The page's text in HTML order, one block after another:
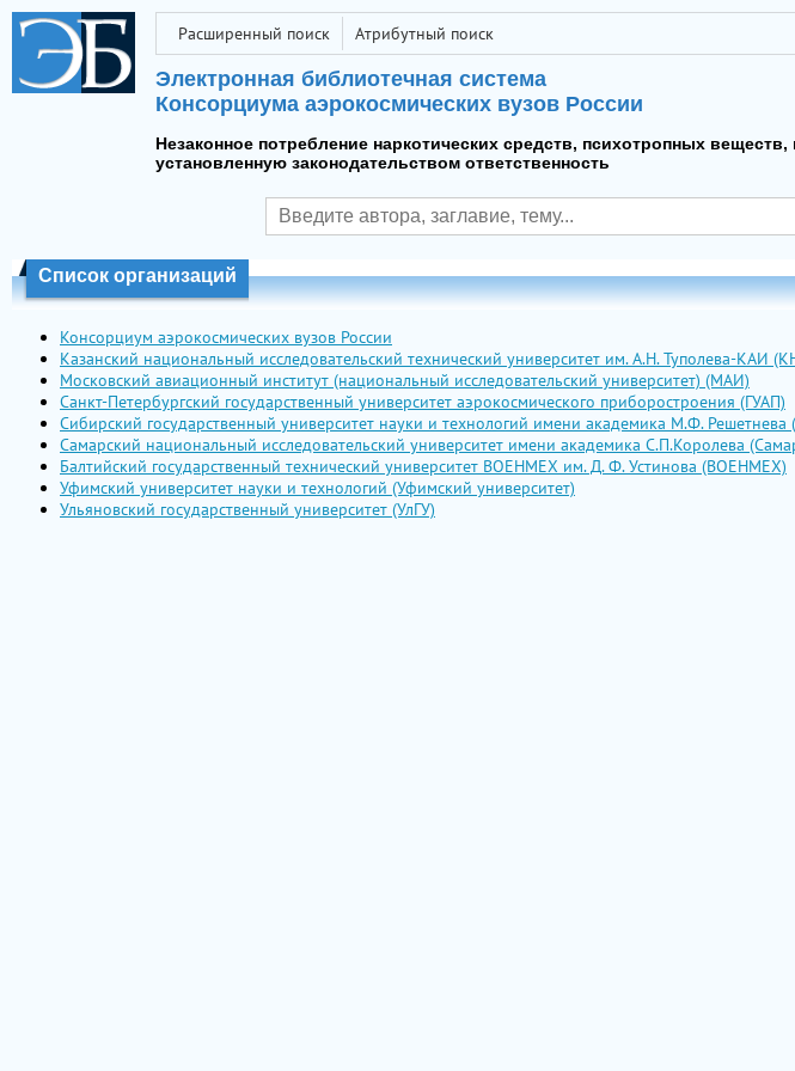
Расширенный поиск Атрибутный поиск
Электронная библиотечная система
Консорциума аэрокосмических вузов России
Незаконное потребление наркотических средств, психотропных
установленную законодательством ответственность
Список организаций
Консорциум аэрокосмических вузов России
Казанский национальный исследовательский технический университет им. А.Н. Туполева-КАИ
Московский авиационный институт (национальный исследовательский университет) (МАИ)
Санкт-Петербургский государственный университет аэрокосмического приборостроения (ГУАП)
Сибирский государственный университет науки и технологий имени академика М.Ф.
Самарский национальный исследовательский университет имени академика С.П.Королева
Балтийский государственный технический университет ВОЕНМЕХ им. Д. Ф. Устинова (ВОЕНМЕХ)
Уфимский университет науки и технологий (Уфимский университет)
Ульяновский государственный университет (УлГУ)